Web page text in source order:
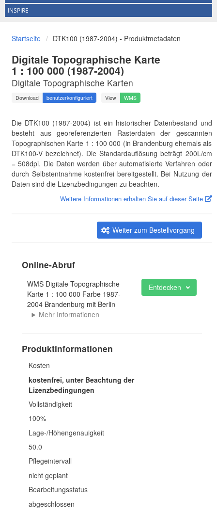
INSPIRE
Startseite DTK100 (1987-2004) - Produktmetadaten
Digitale Topographische Karte
1 : 100 000(1987-2004)
Digitale Topographische Karten
Download benutzerkonfiguriert View WMS
Die DTK100 (1987-2004) ist ein historischer Datenbestand und
besteht aus georeferenzierten Rasterdaten der gescannten
Topographischen Karte 1 : 100 000 (in Brandenburg ehemals als
DTK100-V bezeichnet). Die Standardauflösung beträgt 200L/cm
= 508dpi. Die Daten werden über automatisierte Verfahren oder
durch Selbstentnahme kostenfrei bereitgestellt. Bei Nutzung der
Daten sind die Lizenzbedingungen zu beachten.
Weitere Informationen erhalten Sie auf dieser Seite
Weiter zum Bestellvorgang
Online-Abruf
WMS Digitale Topographische
Karte 1 : 100 000 Farbe 1987-
2004 Brandenburg mit Berlin
Mehr Informationen
Entdecken
Produktinformationen
Kosten
kostenfrei, unter Beachtung der
Lizenzbedingungen
Vollständigkeit
100%
Lage-/Höhengenauigkeit
50.0
Pflegeintervall
nicht geplant
Bearbeitungsstatus
abgeschlossen